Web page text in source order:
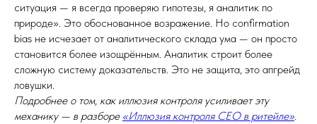
ситуация — я всегда проверяю гипотезы, я аналитик по
природе». Это обоснованное возражение. Но confirmation
bias не исчезает от аналитического склада ума — он просто
становится более изощрённым. Аналитик строит более
сложную систему доказательств. Это не защита, это апгрейд
ловушки.
Подробнее о том, как иллюзия контроля усиливает эту
механику — в разборе «Иллюзия контроля CEO в ритейле».